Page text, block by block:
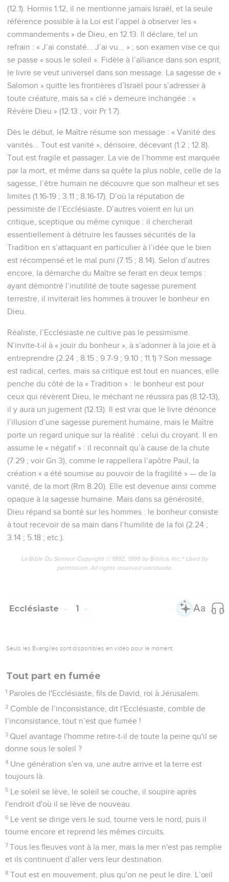
(12.1). Hormis 1.12, il ne mentionne jamais Israël, et la seule
référence possible à la Loi est l’appel à observer les «
commandements » de Dieu, en 12.13. Il déclare, tel un
refrain : « J’ai constaté... J’ai vu... » ; son examen vise ce qui
se passe « sous le soleil ». Fidèle à l’alliance dans son esprit,
le livre se veut universel dans son message. La sagesse de «
Salomon » quitte les frontières d’Israël pour s’adresser à
toute créature, mais sa « clé » demeure inchangée : «
Révère Dieu » (12.13 ; voir Pr 1.7).
Dès le début, le Maître résume son message : « Vanité des
vanités... Tout est vanité », dérisoire, décevant (1.2 ; 12.8).
Tout est fragile et passager. La vie de l’homme est marquée
par la mort, et même dans sa quête la plus noble, celle de la
sagesse, l’être humain ne découvre que son malheur et ses
limites (1.16-19 ; 3.11 ; 8.16-17). D’où la réputation de
pessimiste de l’Ecclésiaste. D’autres voient en lui un
critique, sceptique ou même cynique : il chercherait
essentiellement à détruire les fausses sécurités de la
Tradition en s’attaquant en particulier à l’idée que le bien
est récompensé et le mal puni (7.15 ; 8.14). Selon d’autres
encore, la démarche du Maître se ferait en deux temps :
ayant démontré l’inutilité de toute sagesse purement
terrestre, il inviterait les hommes à trouver le bonheur en
Dieu.
Réaliste, l’Ecclésiaste ne cultive pas le pessimisme.
N’invite-t-il à « jouir du bonheur », à s’adonner à la joie et à
entreprendre (2.24 ; 8.15 ; 9.7-9 ; 9.10 ; 11.1) ? Son message
est radical, certes, mais sa critique est tout en nuances, elle
penche du côté de la « Tradition » : le bonheur est pour
ceux qui révèrent Dieu, le méchant ne réussira pas (8.12-13),
il y aura un jugement (12.13). Il est vrai que le livre dénonce
l’illusion d’une sagesse purement humaine, mais le Maître
porte un regard unique sur la réalité : celui du croyant. Il en
assume le « négatif » : il reconnaît qu’à cause de la chute
(7.29 ; voir Gn 3), comme le rappellera l’apôtre Paul, la
création « a été soumise au pouvoir de la fragilité » — de la
vanité, de la mort (Rm 8.20). Elle est devenue ainsi comme
opaque à la sagesse humaine. Mais dans sa générosité,
Dieu répand sa bonté sur les hommes : le bonheur consiste
à tout recevoir de sa main dans l’humilité de la foi (2.24 ;
3.14 ; 5.18 ; etc.).
La Bible Du Semeur Copyright © 1992, 1999 by Biblica, Inc.® Used by
permission. All rights reserved worldwide.
Ecclésiaste 1
Seuls les Évangiles sont disponibles en vidéo pour le moment.
Tout part en fumée
1 Paroles de l'Ecclésiaste, fils de David, roi à Jérusalem.
2 Comble de l’inconsistance, dit l'Ecclésiaste, comble de
l’inconsistance, tout n’est que fumée !
3 Quel avantage l'homme retire-t-il de toute la peine qu'il se
donne sous le soleil ?
4 Une génération s'en va, une autre arrive et la terre est
toujours là.
5 Le soleil se lève, le soleil se couche, il soupire après
l'endroit d'où il se lève de nouveau.
6 Le vent se dirige vers le sud, tourne vers le nord, puis il
tourne encore et reprend les mêmes circuits.
7 Tous les fleuves vont à la mer, mais la mer n'est pas remplie
et ils continuent d’aller vers leur destination.
8 Tout est en mouvement, plus qu'on ne peut le dire. L’œil